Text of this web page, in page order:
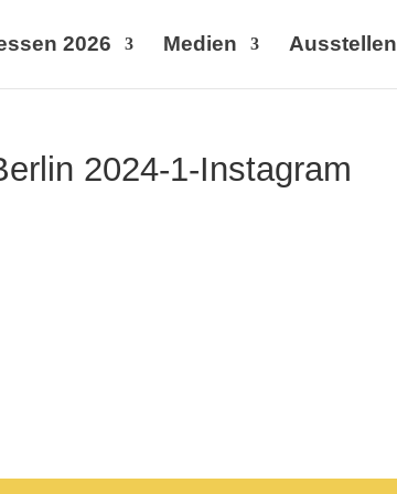
2026 Medien Ausstellen
2024-1-Instagram